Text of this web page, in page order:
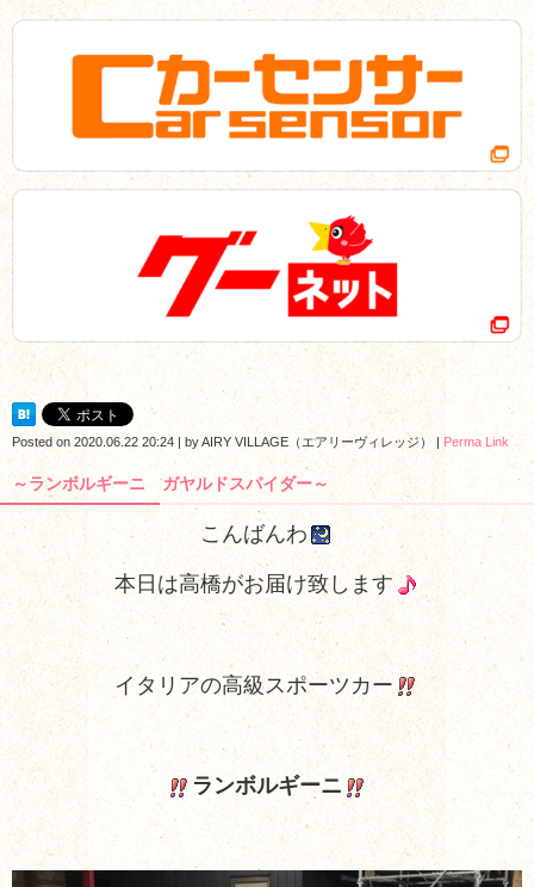
Posted on 2020.06.22 20:24 | byAIRY VILLAGE（エアリーヴィレッジ） | Perma Link
～ランボルギーニ ガヤルドスパイダー～
こんばんわ
本日は高橋がお届け致します
イタリアの高級スポーツカー
ランボルギーニ